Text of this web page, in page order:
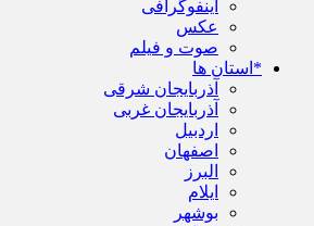
اینفوگرافی
عکس
صوت و فیلم
*استان ها
آذربایجان شرقی
آذربایجان غربی
اردبیل
اصفهان
البرز
ایلام
بوشهر